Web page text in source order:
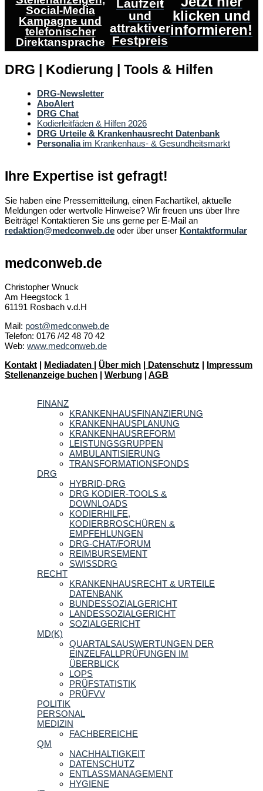
Social-Media
Kampagne und
telefonischer
Direktansprache
Laufzeit
und
attraktiver
Festpreis
klicken und
informieren!
DRG | Kodierung | Tools & Hilfen
DRG-Newsletter
AboAlert
DRG Chat
Kodierleitfäden & Hilfen 2026
DRG Urteile & Krankenhausrecht Datenbank
Personaliaim Krankenhaus- & Gesundheitsmarkt
Ihre Expertise ist gefragt!
Sie haben eine Pressemitteilung, einen Fachartikel, aktuelle
Meldungen oder wertvolle Hinweise? Wir freuen uns über Ihre
Beiträge! Kontaktieren Sie uns gerne per E-Mail an
redaktion@medconweb.de oder über unser Kontaktformular
medconweb.de
Christopher Wnuck
Am Heegstock 1
61191 Rosbach v.d.H
Mail: post@medconweb.de
Telefon: 0176 /42 48 70 42
Web: www.medconweb.de
Kontakt
Mediadaten Über mich Datenschutz
Impressum
Stellenanzeige buchen
Werbung AGB
FINANZ
KRANKENHAUSFINANZIERUNG
KRANKENHAUSPLANUNG
KRANKENHAUSREFORM
LEISTUNGSGRUPPEN
AMBULANTISIERUNG
TRANSFORMATIONSFONDS
DRG
HYBRID-DRG
DRG KODIER-TOOLS &
DOWNLOADS
KODIERHILFE,
KODIERBROSCHÜREN &
EMPFEHLUNGEN
DRG-CHAT/FORUM
REIMBURSEMENT
SWISSDRG
RECHT
KRANKENHAUSRECHT & URTEILE
DATENBANK
BUNDESSOZIALGERICHT
LANDESSOZIALGERICHT
SOZIALGERICHT
MD(K)
QUARTALSAUSWERTUNGEN DER
EINZELFALLPRÜFUNGEN IM
ÜBERBLICK
LOPS
PRÜFSTATISTIK
PRÜFVV
POLITIK
PERSONAL
MEDIZIN
FACHBEREICHE
QM
NACHHALTIGKEIT
DATENSCHUTZ
ENTLASSMANAGEMENT
HYGIENE